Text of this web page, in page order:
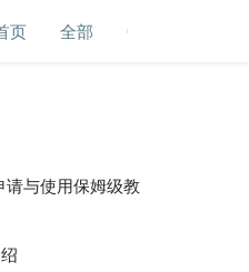
页 全部
与使用保姆级教